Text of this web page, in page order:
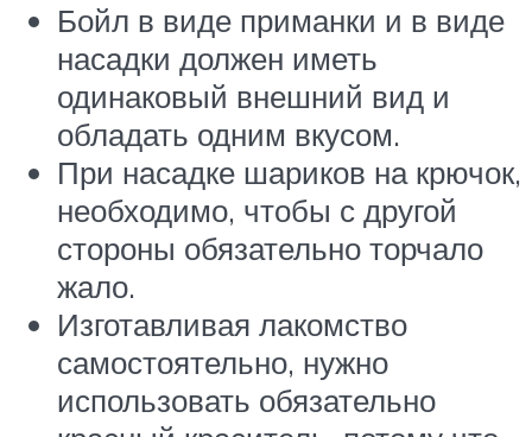
Бойл в виде приманки и в виде
насадки должен иметь
одинаковый внешний вид и
обладать одним вкусом.
При насадке шариков на крючок,
необходимо, чтобы с другой
стороны обязательно торчало
жало.
Изготавливая лакомство
самостоятельно, нужно
использовать обязательно